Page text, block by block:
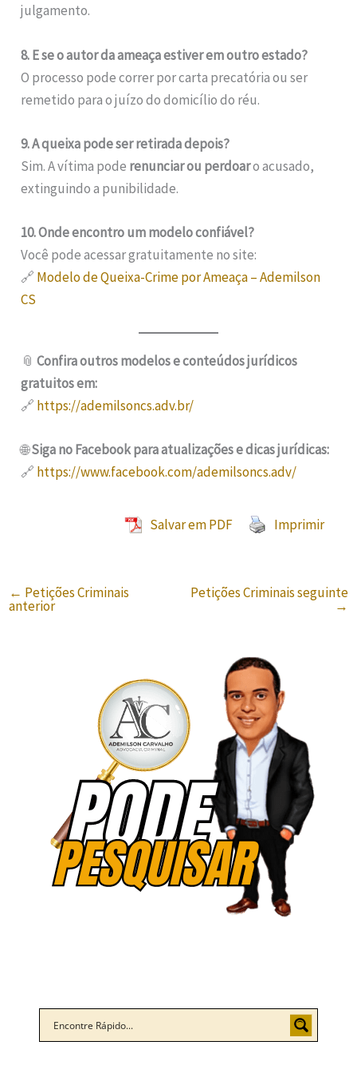
julgamento.
8. E se o autor da ameaça estiver em outro estado?
O processo pode correr por carta precatória ou ser
remetido para o juízo do domicílio do réu.
9. A queixa pode ser retirada depois?
Sim. A vítima pode renunciar ou perdoaro acusado,
extinguindo a punibilidade.
10. Onde encontro um modelo confiável?
Você pode acessar gratuitamente no site:
🔗 Modelo de Queixa-Crime por Ameaça – Ademilson
CS
📎Confira outros modelos e conteúdos jurídicos
gratuitos em:
🔗 https://ademilsoncs.adv.br/
🌐Siga no Facebook para atualizações e dicas jurídicas:
🔗 https://www.facebook.com/ademilsoncs.adv/
Salvar em PDF Imprimir
← Petições Criminais
anterior
Petições Criminais seguinte
→